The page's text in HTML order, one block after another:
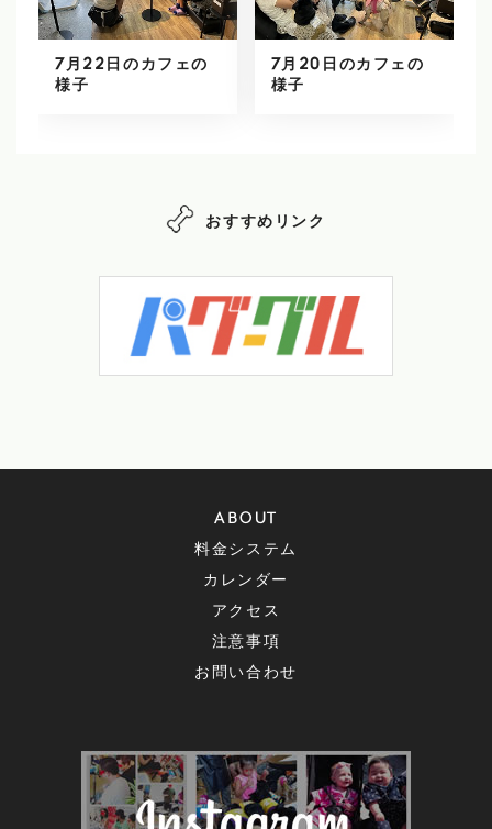
7月22日のカフェの
様子
7月20日のカフェの
様子
おすすめリンク
ABOUT
料金システム
カレンダー
アクセス
注意事項
お問い合わせ